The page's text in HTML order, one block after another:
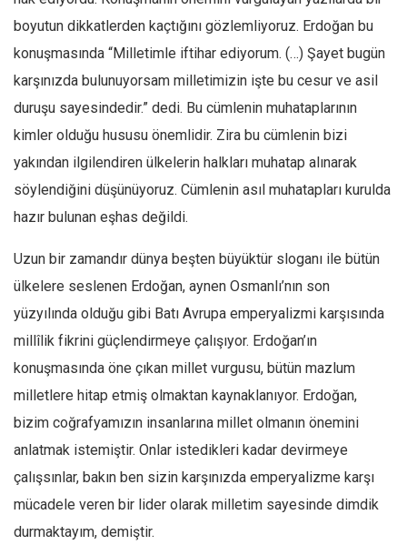
boyutun dikkatlerden kaçtığını gözlemliyoruz. Erdoğan bu
konuşmasında “Milletimle iftihar ediyorum. (…) Şayet bugün
karşınızda bulunuyorsam milletimizin işte bu cesur ve asil
duruşu sayesindedir.” dedi. Bu cümlenin muhataplarının
kimler olduğu hususu önemlidir. Zira bu cümlenin bizi
yakından ilgilendiren ülkelerin halkları muhatap alınarak
söylendiğini düşünüyoruz. Cümlenin asıl muhatapları kurulda
hazır bulunan eşhas değildi.
Uzun bir zamandır dünya beşten büyüktür sloganı ile bütün
ülkelere seslenen Erdoğan, aynen Osmanlı’nın son
yüzyılında olduğu gibi Batı Avrupa emperyalizmi karşısında
millîlik fikrini güçlendirmeye çalışıyor. Erdoğan’ın
konuşmasında öne çıkan millet vurgusu, bütün mazlum
milletlere hitap etmiş olmaktan kaynaklanıyor. Erdoğan,
bizim coğrafyamızın insanlarına millet olmanın önemini
anlatmak istemiştir. Onlar istedikleri kadar devirmeye
çalışsınlar, bakın ben sizin karşınızda emperyalizme karşı
mücadele veren bir lider olarak milletim sayesinde dimdik
durmaktayım, demiştir.